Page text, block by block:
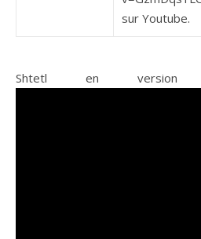
sur Youtube.
Shtetl en version